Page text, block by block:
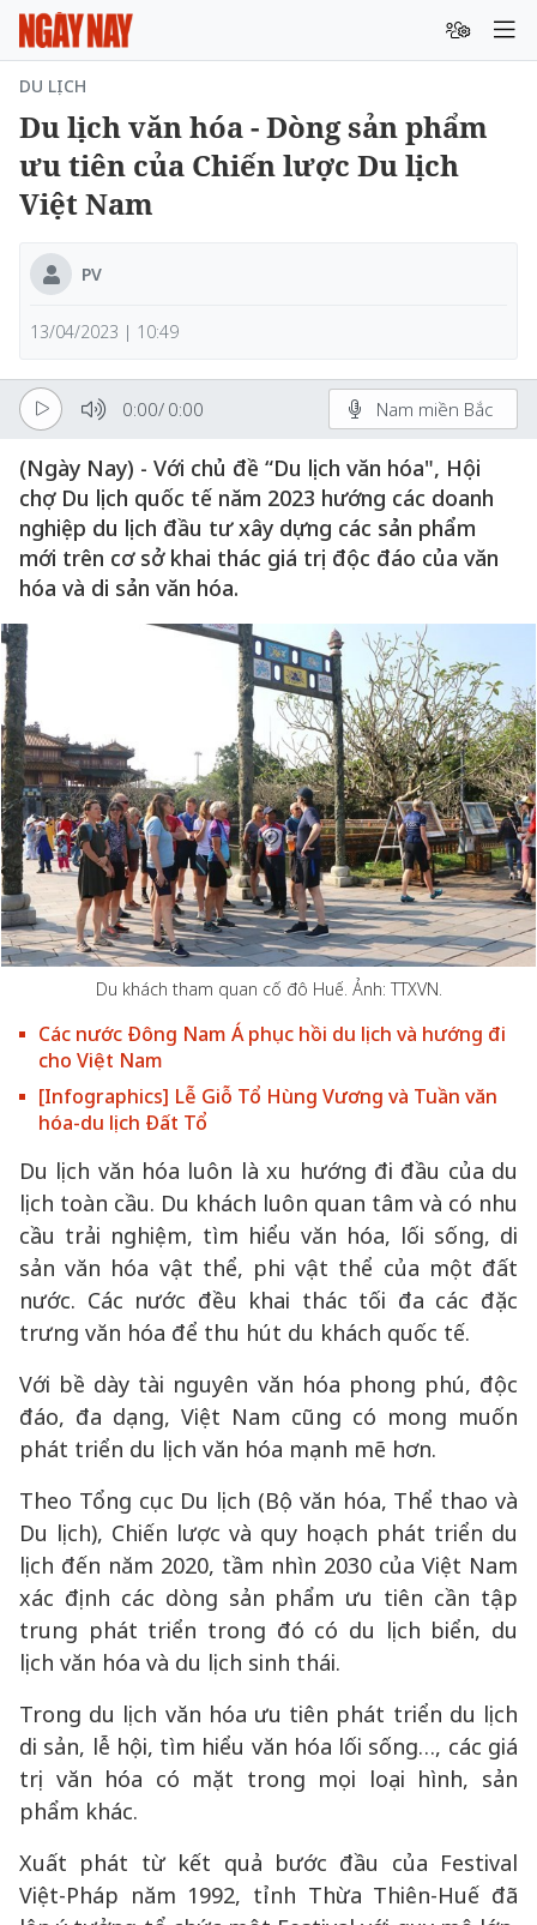
DU LỊCH
Du lịch văn hóa - Dòng sản phẩm
ưu tiên của Chiến lược Du lịch
Việt Nam
PV
13/04/2023 | 10:49
0:00/ 0:00 Nam miền Bắc
(Ngày Nay) - Với chủ đề “Du lịch văn hóa", Hội
chợ Du lịch quốc tế năm 2023 hướng các doanh
nghiệp du lịch đầu tư xây dựng các sản phẩm
mới trên cơ sở khai thác giá trị độc đáo của văn
hóa và di sản văn hóa.
Du khách tham quan cố đô Huế. Ảnh: TTXVN.
Các nước Đông Nam Á phục hồi du lịch và hướng đi
cho Việt Nam
[Infographics] Lễ Giỗ Tổ Hùng Vương và Tuần văn
hóa-du lịch Đất Tổ
Du lịch văn hóa luôn là xu hướng đi đầu của du
lịch toàn cầu. Du khách luôn quan tâm và có nhu
cầu trải nghiệm, tìm hiểu văn hóa, lối sống, di
sản văn hóa vật thể, phi vật thể của một đất
nước. Các nước đều khai thác tối đa các đặc
trưng văn hóa để thu hút du khách quốc tế.
Với bề dày tài nguyên văn hóa phong phú, độc
đáo, đa dạng, Việt Nam cũng có mong muốn
phát triển du lịch văn hóa mạnh mẽ hơn.
Theo Tổng cục Du lịch (Bộ văn hóa, Thể thao và
Du lịch), Chiến lược và quy hoạch phát triển du
lịch đến năm 2020, tầm nhìn 2030 của Việt Nam
xác định các dòng sản phẩm ưu tiên cần tập
trung phát triển trong đó có du lịch biển, du
lịch văn hóa và du lịch sinh thái.
Trong du lịch văn hóa ưu tiên phát triển du lịch
di sản, lễ hội, tìm hiểu văn hóa lối sống…, các giá
trị văn hóa có mặt trong mọi loại hình, sản
phẩm khác.
Xuất phát từ kết quả bước đầu của Festival
Việt-Pháp năm 1992, tỉnh Thừa Thiên-Huế đã